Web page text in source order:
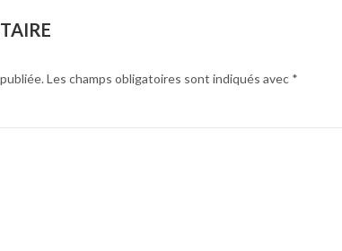
Les champs obligatoires sont indiqués avec *